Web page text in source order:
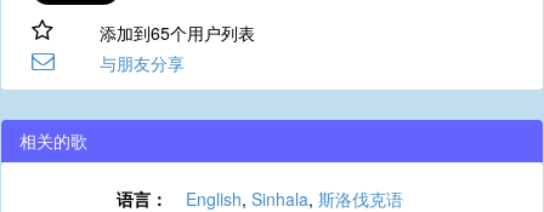
添加到65个用户列表
与朋友分享
相关的歌
语言： English, Sinhala, 斯洛伐克语